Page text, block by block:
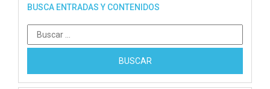
BUSCA ENTRADAS Y CONTENIDOS
Buscar: